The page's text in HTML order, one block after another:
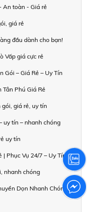
An toàn - Giá rẻ
giá rẻ
đầu dành cho bạn!
Vấp giá cực rẻ
Gói – Giá Rẻ – Uy Tín
Tân Phú Giá Rẻ
giá rẻ, uy tín
uy tín – nhanh chóng
uy tín
| Phục Vụ 24/7 – Uy Tín
nhanh chóng
Dọn Nhanh Chóng,